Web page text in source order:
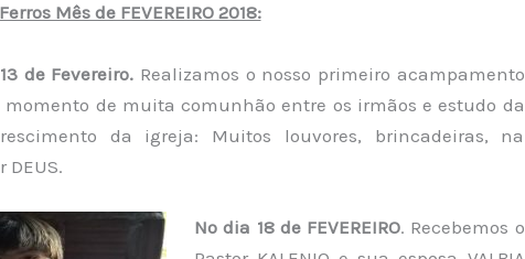
Mês de FEVEREIRO 2018:
de Fevereiro. Realizamos o nosso primeiro acampamento
de muita comunhão entre os irmãos e estudo da
da igreja: Muitos louvores, brincadeiras, na
DEUS.
No dia 18 de FEVEREIRO. Recebemos o